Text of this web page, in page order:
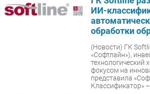
ИИ-
обработки
(Новости) ГК
«Софтлайн»),
технологический
фокусом на
представила
Классификатор» –...